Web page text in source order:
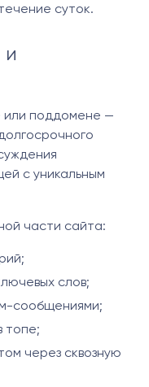
суток.
или поддомене —
с уникальным
части сайта:
слов;
сообщениями;
топе;
через сквозную